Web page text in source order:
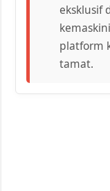
eksklusif
platform
tamat.